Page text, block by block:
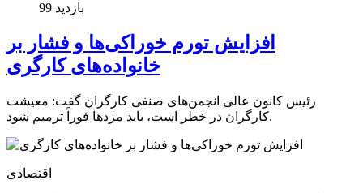
99 بازدید
افزایش تورم خوراکی‌ها و فشار بر
خانواده‌های کارگری
رئیس کانون عالی انجمن‌های صنفی کارگران گفت: معیشت
کارگران در خطر است، باید مزدها فوراً ترمیم شود.
اقتصادی